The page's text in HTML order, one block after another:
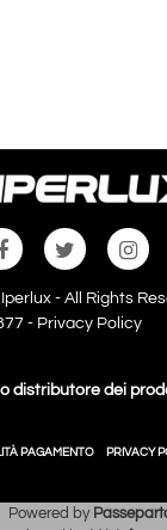
- All Rights
- Privacy Policy
distributore dei
PAGAMENTO PRIVACY
Powered by